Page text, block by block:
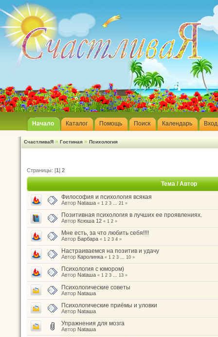
Начало Каталог Помощь Поиск Календарь Вход
СчастливаЯ » Гостиная » Психология
Страницы: [1] 2
Тема/Автор
Философия и психология всякая
Автор Nataшa « 1 2 3 ... 21 »
Позитивная психология в лучших ее проявлениях.
Автор Ксюша 12 « 1 2 »
Мне есть, за что любить себя!!!!
Автор Барбара « 1 2 3 4 »
Настраиваемся на позитив и удачу
Автор Каролинка « 1 2 3 ... 10 »
Психология с юмором)
Автор Nataшa « 1 2 3 ... 13 »
Психологические советы
Автор Nataшa
Психологические приёмы и уловки
Автор Nataшa
Упражнения для мозга
Автор Nataшa